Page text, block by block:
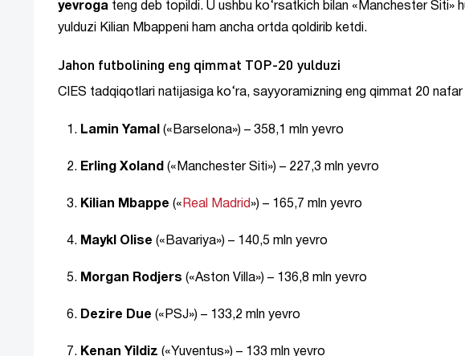
yevroga teng deb topildi. U ushbu ko‘rsatkich bilan «Manchester Siti»
yulduzi Kilian Mbappeni ham ancha ortda qoldirib ketdi.
Jahon futbolining eng qimmat TOP-20 yulduzi
CIES tadqiqotlari natijasiga ko‘ra, sayyoramizning eng qimmat 20
Lamin Yamal («Barselona») – 358,1 mln yevro
Erling Xoland («Manchester Siti») – 227,3 mln yevro
Kilian Mbappe (« Real Madrid ») – 165,7 mln yevro
Maykl Olise («Bavariya») – 140,5 mln yevro
Morgan Rodjers («Aston Villa») – 136,8 mln yevro
Dezire Due («PSJ») – 133,2 mln yevro
Kenan Yildiz («Yuventus») – 133 mln yevro